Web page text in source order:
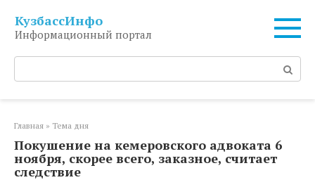
контенту
КузбассИнфо
Информационный портал
Поиск:
Главная » Тема дня
Покушение на кемеровского адвоката 6
ноября, скорее всего, заказное, считает
следствие